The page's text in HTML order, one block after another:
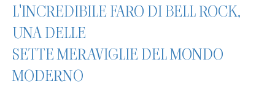
L'INCREDIBILE FARO DI BELL ROCK,
UNA DELLE
SETTE MERAVIGLIE DEL MONDO
MODERNO